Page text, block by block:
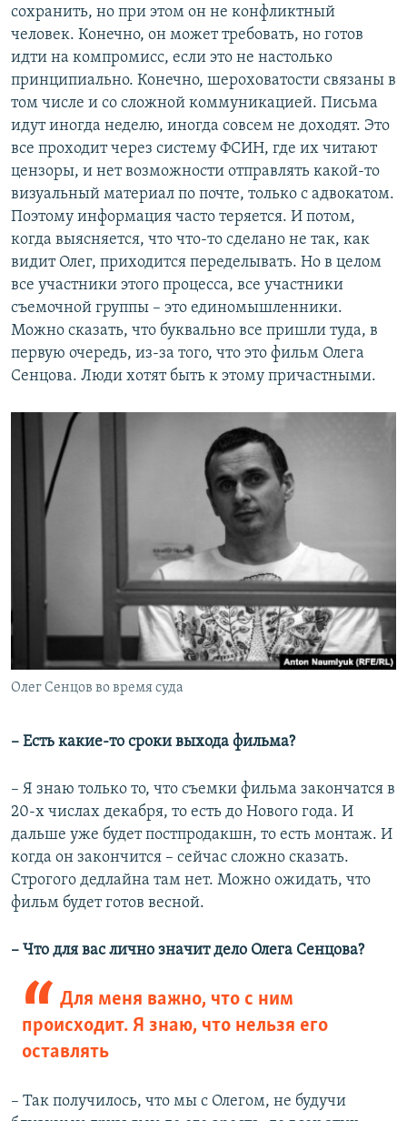
сохранить, но при этом он не конфликтный
человек. Конечно, он может требовать, но готов
идти на компромисс, если это не настолько
принципиально. Конечно, шероховатости связаны в
том числе и со сложной коммуникацией. Письма
идут иногда неделю, иногда совсем не доходят. Это
все проходит через систему ФСИН, где их читают
цензоры, и нет возможности отправлять какой-то
визуальный материал по почте, только с адвокатом.
Поэтому информация часто теряется. И потом,
когда выясняется, что что-то сделано не так, как
видит Олег, приходится переделывать. Но в целом
все участники этого процесса, все участники
съемочной группы – это единомышленники.
Можно сказать, что буквально все пришли туда, в
первую очередь, из-за того, что это фильм Олега
Сенцова. Люди хотят быть к этому причастными.
Олег Сенцов во время суда
– Есть какие-то сроки выхода фильма?
– Я знаю только то, что съемки фильма закончатся в
20-х числах декабря, то есть до Нового года. И
дальше уже будет постпродакшн, то есть монтаж. И
когда он закончится – сейчас сложно сказать.
Строгого дедлайна там нет. Можно ожидать, что
фильм будет готов весной.
– Что для вас лично значит дело Олега Сенцова?
Для меня важно, что с ним
происходит. Я знаю, что нельзя его
оставлять
– Так получилось, что мы с Олегом, не будучи